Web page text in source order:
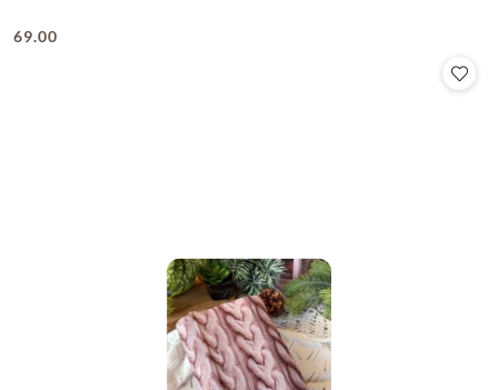
Cena:
69.00